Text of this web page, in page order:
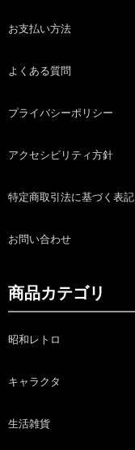
お支払い方法
よくある質問
プライバシーポリシー
アクセシビリティ方針
特定商取引法に基づく表記
お問い合わせ
商品カテゴリ
昭和レトロ
キャラクタ
生活雑貨